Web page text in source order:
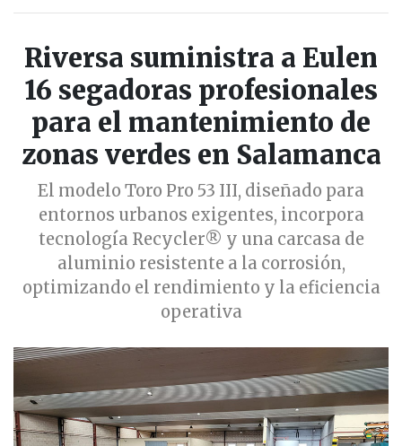
Riversa suministra a Eulen
16 segadoras profesionales
para el mantenimiento de
zonas verdes en Salamanca
El modelo Toro Pro 53 III, diseñado para
entornos urbanos exigentes, incorpora
tecnología Recycler® y una carcasa de
aluminio resistente a la corrosión,
optimizando el rendimiento y la eficiencia
operativa